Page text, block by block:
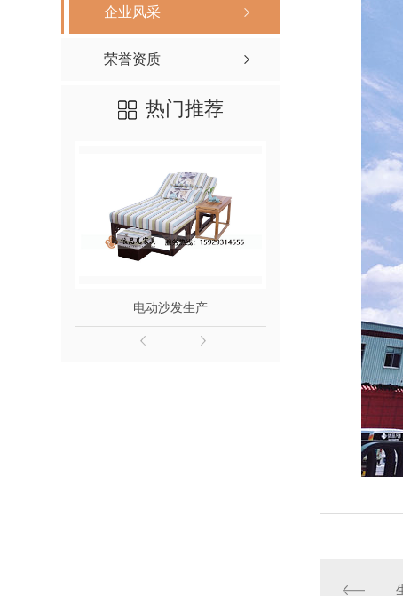
企业风采
荣誉资质
热门推荐
电动沙发生产 电动足疗